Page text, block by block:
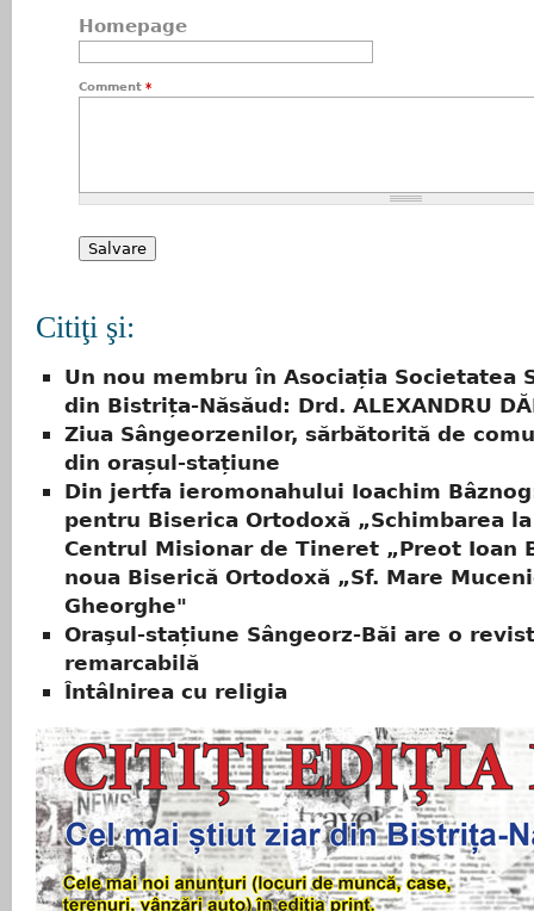
Homepage
Comment *
Citiţi şi:
Un nou membru în Asociația Societatea
din Bistrița-Năsăud: Drd. ALEXANDRU
Ziua Sângeorzenilor, sărbătorită de
din orașul-stațiune
Din jertfa ieromonahului Ioachim
pentru Biserica Ortodoxă „Schimbarea
Centrul Misionar de Tineret „Preot Ioan
noua Biserică Ortodoxă „Sf. Mare
Gheorghe"
Oraşul-stațiune Sângeorz-Băi are o
remarcabilă
Întâlnirea cu religia